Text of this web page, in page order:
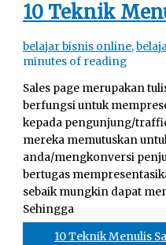
10 Teknik
belajar bisnis online,
minutes of reading
Sales page merupakan
berfungsi untuk
kepada pengunjung/
mereka memutuskan
anda/mengkonversi
bertugas
sebaik mungkin dapat
Sehingga
10 Teknik Menulis